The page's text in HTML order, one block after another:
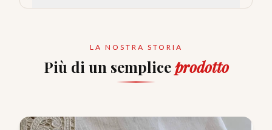
LA NOSTRA STORIA
Più di un sempliceprodotto